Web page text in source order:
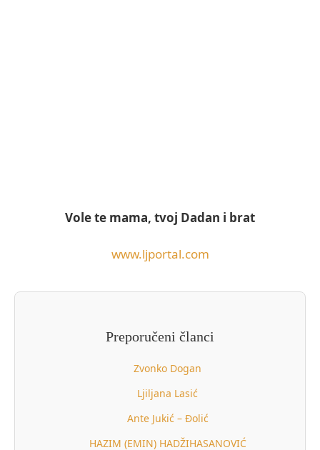
Vole te mama, tvoj Dadan i brat
www.ljportal.com
Preporučeni članci
Zvonko Dogan
Ljiljana Lasić
Ante Jukić – Đolić
HAZIM (EMIN) HADŽIHASANOVIĆ